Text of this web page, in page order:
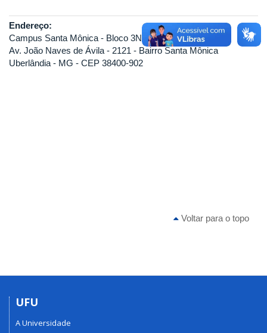
Endereço:
Campus Santa Mônica - Bloco 3N - Sala 319
Av. João Naves de Ávila - 2121 - Bairro Santa Mônica
Uberlândia - MG - CEP 38400-902
Voltar para o topo
UFU
A Universidade